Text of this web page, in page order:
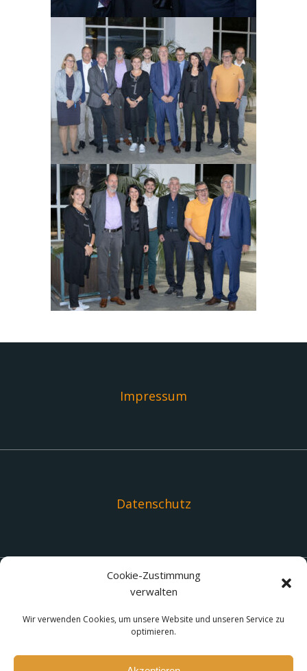
Cookie-Zustimmung
verwalten
Wir verwenden Cookies, um unsere Website und unseren Service zu
optimieren.
Impressum
Datenschutz